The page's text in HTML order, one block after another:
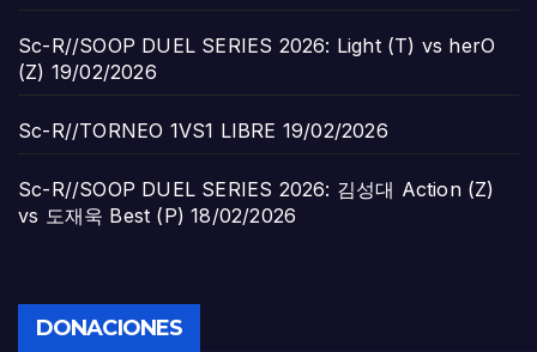
Sc-R//SOOP DUEL SERIES 2026: Light (T) vs herO
(Z) 19/02/2026
Sc-R//TORNEO 1VS1 LIBRE 19/02/2026
Sc-R//SOOP DUEL SERIES 2026: 김성대 Action (Z)
vs 도재욱 Best (P) 18/02/2026
DONACIONES